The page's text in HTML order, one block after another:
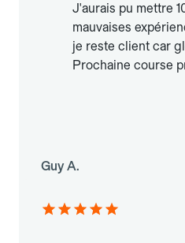
J'aurais pu mettre
mauvaises
je reste client car
Prochaine course
Guy A.